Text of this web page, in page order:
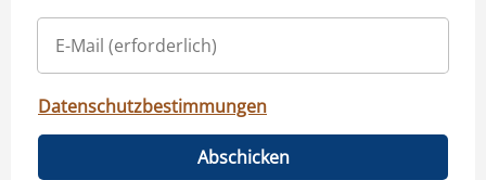
Datenschutzbestimmungen
Abschicken